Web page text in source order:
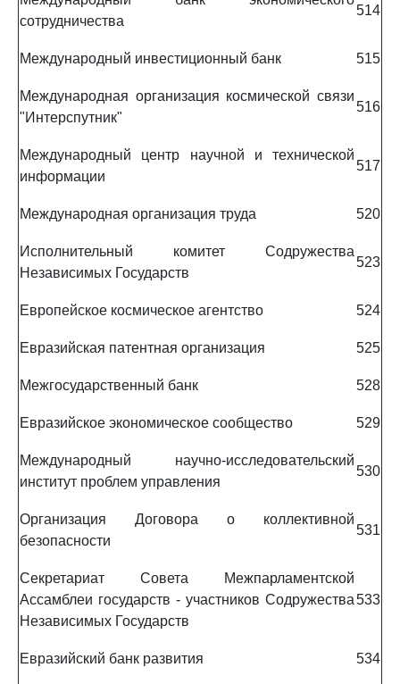
сотрудничества
514
Международный инвестиционный банк 515
Международная организация космической связи
"Интерспутник"
516
Международный центр научной и технической
информации
517
Международная организация труда 520
Исполнительный комитет Содружества
Независимых Государств
523
Европейское космическое агентство 524
Евразийская патентная организация 525
Межгосударственный банк 528
Евразийское экономическое сообщество 529
Международный научно-исследовательский
институт проблем управления
530
Организация Договора о коллективной
безопасности
531
Секретариат Совета Межпарламентской
Ассамблеи государств - участников Содружества
Независимых Государств
533
Евразийский банк развития 534